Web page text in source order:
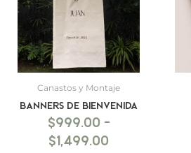
Canastos y Montaje
BANNERS DE BIENVENIDA
$999.00 -
$1,499.00
hasta
$1,499.00